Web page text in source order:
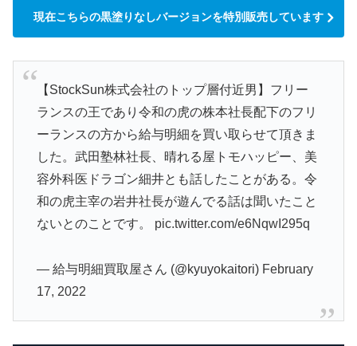
現在こちらの黒塗りなしバージョンを特別販売しています
【StockSun株式会社のトップ層付近男】フリー
ランスの王であり令和の虎の株本社長配下のフリ
ーランスの方から給与明細を買い取らせて頂きま
した。武田塾林社長、晴れる屋トモハッピー、美
容外科医ドラゴン細井とも話したことがある。令
和の虎主宰の岩井社長が遊んでる話は聞いたこと
ないとのことです。 pic.twitter.com/e6NqwI295q
— 給与明細買取屋さん (@kyuyokaitori) February
17, 2022